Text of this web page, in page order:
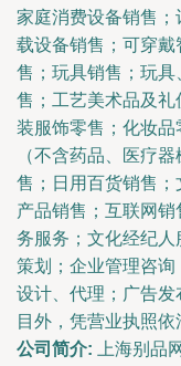
家庭消费设备销售
载设备销售；可穿
售；玩具销售；玩
售；工艺美术品及
装服饰零售；化妆
（不含药品、医疗
售；日用百货销售
产品销售；互联网
务服务；文化经纪
策划；企业管理咨
设计、代理；广告
目外，凭营业执照依
公司简介: 上海别品